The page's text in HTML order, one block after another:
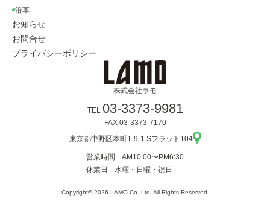
株式会社ラモ
TEL 03-3373-9981
FAX 03-3373-7170
東京都中野区本町1-9-1 Sフラット104
営業時間
AM10:00〜PM6:30
休業日
水曜・日曜・祝日
Copyright© 2026 LAMO Co.,Ltd. All Rights Reserved.
沿革
お知らせ
お問合せ
プライバシーポリシー